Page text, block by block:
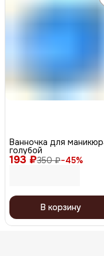
193 ₽350 ₽−45%
Ванночка для
голубой
В корзину